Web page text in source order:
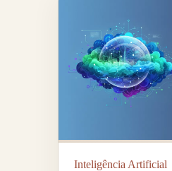
Inteligência Artificial